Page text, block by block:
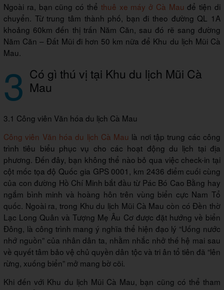
Ngoài ra, bạn cũng có thể thuê xe máy ở Cà Mau để tiện di
chuyển. Từ trung tâm thành phố, bạn đi theo đường QL 1A
khoảng 60km đến thị trấn Năm Căn, sau đó rẽ sang đường
Năm Căn – Đất Mũi đi hơn 50 km nữa để Khu du lịch Mũi Cà
Mau.
3 Có gì thú vị tại Khu du lịch Mũi Cà
Mau
3.1 Công viên Văn hóa du lịch Cà Mau
Công viên Văn hóa du lịch Cà Mau là nơi tập trung các công
trình tiêu biểu phục vụ cho các hoạt động du lịch tại địa
phương. Đến đây, bạn không thể nào bỏ qua việc check-in tại
cột mốc tọa độ Quốc gia GPS 0001, km 2436 điểm cuối cùng
của con đường Hồ Chí Minh bắt đầu từ Pác Bó Cao Bằng hay
ngắm bình minh và hoàng hôn trên vùng biển cực Nam Tổ
quốc. Ngoài ra, trong Khu du lịch Mũi Cà Mau còn có Đền thờ
Lạc Long Quân và Tượng Mẹ Âu Cơ được đặt hướng về biển
Đông, là công trình mang ý nghĩa thể hiện đạo lý “Uống nước
nhớ nguồn” của nhân dân ta, nhằm nhắc nhở thế hệ mai sau
về quyết tâm bảo vệ chủ quyền dân tộc và tri ân tổ tiên đã “lên
rừng, xuống biển” mở mang bờ cõi.
Khi đến với Khu du lịch Mũi Cà Mau, bạn cũng có thể tham